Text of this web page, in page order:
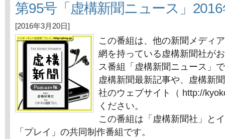
第95号「虚構新聞ニュース」
[2016年3月20日]
この番組は、他の新聞メディ
網を持っている虚構新聞社が
ス番組「虚構新聞ニュース」
虚構新聞最新記事や、虚構新
社のウェブサイト（ http://
ください。
この番組は「虚構新聞社」と
「プレイ」の共同制作番組です。